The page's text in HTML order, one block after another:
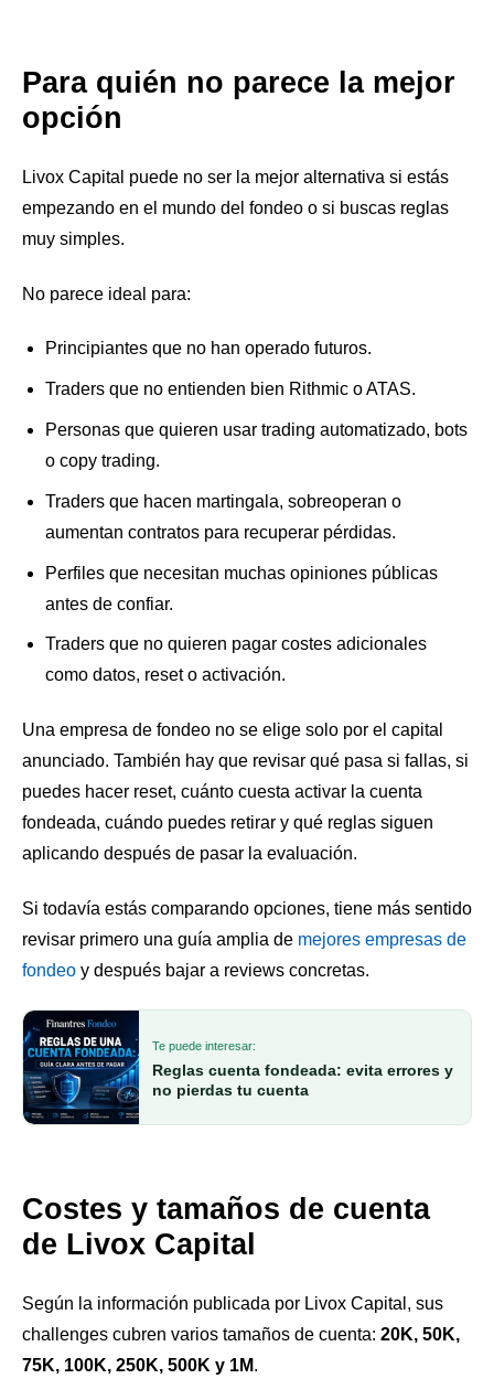
Para quién no parece la mejor
opción
Livox Capital puede no ser la mejor alternativa si estás
empezando en el mundo del fondeo o si buscas reglas
muy simples.
No parece ideal para:
Principiantes que no han operado futuros.
Traders que no entienden bien Rithmic o ATAS.
Personas que quieren usar trading automatizado, bots
o copy trading.
Traders que hacen martingala, sobreoperan o
aumentan contratos para recuperar pérdidas.
Perfiles que necesitan muchas opiniones públicas
antes de confiar.
Traders que no quieren pagar costes adicionales
como datos, reset o activación.
Una empresa de fondeo no se elige solo por el capital
anunciado. También hay que revisar qué pasa si fallas, si
puedes hacer reset, cuánto cuesta activar la cuenta
fondeada, cuándo puedes retirar y qué reglas siguen
aplicando después de pasar la evaluación.
Si todavía estás comparando opciones, tiene más sentido
revisar primero una guía amplia de mejores empresas de
fondeo y después bajar a reviews concretas.
Te puede interesar:
Reglas cuenta fondeada: evita errores y
no pierdas tu cuenta
Costes y tamaños de cuenta
de Livox Capital
Según la información publicada por Livox Capital, sus
challenges cubren varios tamaños de cuenta: 20K, 50K,
75K, 100K, 250K, 500K y 1M.